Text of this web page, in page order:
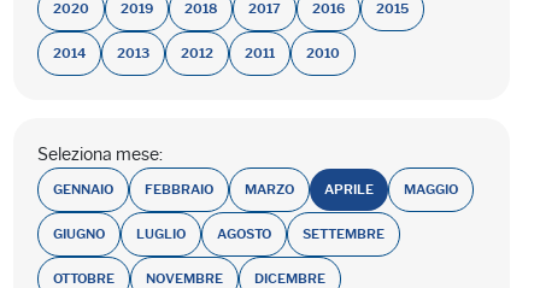
2020 2019 2018 2017 2016 2015
2014 2013 2012 2011 2010
Seleziona mese:
GENNAIO FEBBRAIO MARZO APRILE MAGGIO
GIUGNO LUGLIO AGOSTO SETTEMBRE
OTTOBRE NOVEMBRE DICEMBRE